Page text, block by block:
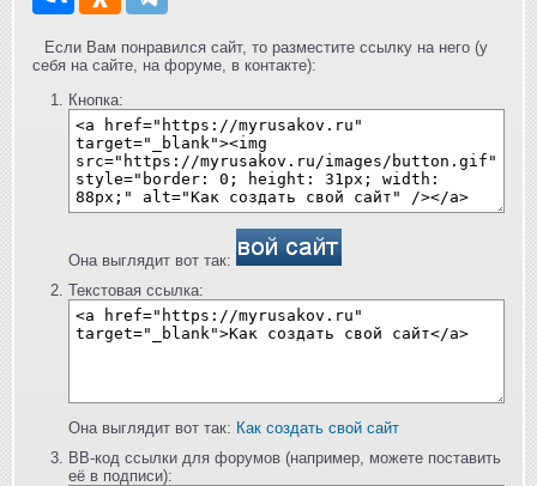
Если Вам понравился сайт, то разместите ссылку на него (у
себя на сайте, на форуме, в контакте):
Кнопка:
Она выглядит вот так:
Текстовая ссылка:
Она выглядит вот так: Как создать свой сайт
BB-код ссылки для форумов (например, можете поставить
её в подписи):